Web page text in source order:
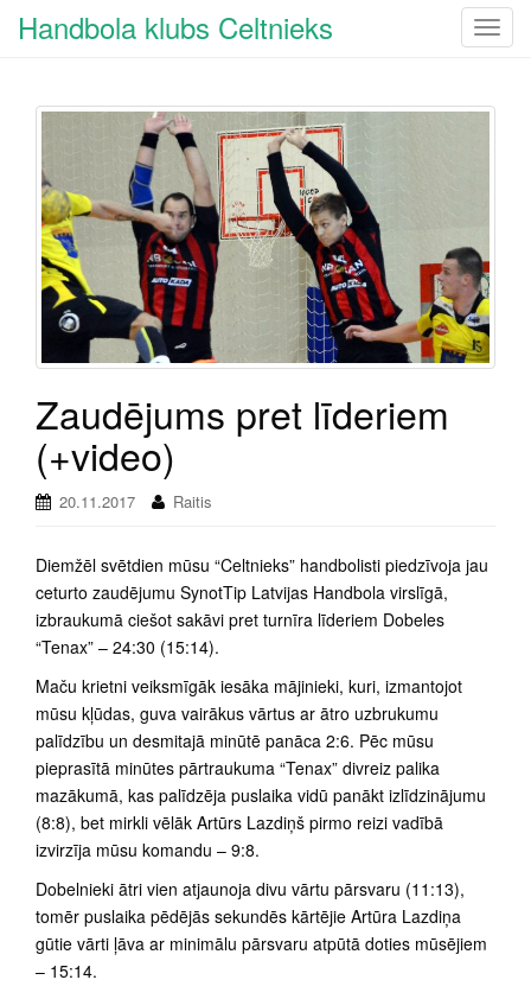
T
g
i
g
a
t
Handbola klubs Celtnieks
Zaudējums pret līderiem
(+video)
20.11.2017 Raitis
Diemžēl svētdien mūsu “Celtnieks” handbolisti piedzīvoja jau
ceturto zaudējumu SynotTip Latvijas Handbola virslīgā,
izbraukumā ciešot sakāvi pret turnīra līderiem Dobeles
“Tenax” – 24:30 (15:14).
Maču krietni veiksmīgāk iesāka mājinieki, kuri, izmantojot
mūsu kļūdas, guva vairākus vārtus ar ātro uzbrukumu
palīdzību un desmitajā minūtē panāca 2:6. Pēc mūsu
pieprasītā minūtes pārtraukuma “Tenax” divreiz palika
mazākumā, kas palīdzēja puslaika vidū panākt izlīdzinājumu
(8:8), bet mirkli vēlāk Artūrs Lazdiņš pirmo reizi vadībā
izvirzīja mūsu komandu – 9:8.
Dobelnieki ātri vien atjaunoja divu vārtu pārsvaru (11:13),
tomēr puslaika pēdējās sekundēs kārtējie Artūra Lazdiņa
gūtie vārti ļāva ar minimālu pārsvaru atpūtā doties mūsējiem
– 15:14.